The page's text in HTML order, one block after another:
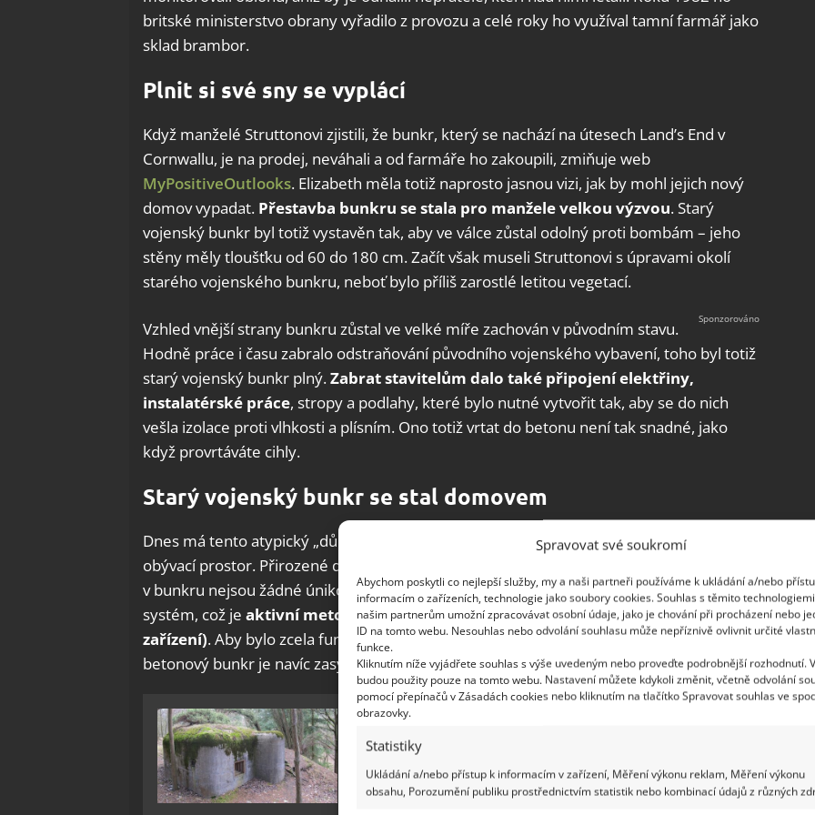
Spravovat své soukromí
Abychom poskytli co nejlepší služby, my a naši partneři používáme k ukládání a/nebo
informacím o zařízeních, technologie jako soubory cookies. Souhlas s těmito
našim partnerům umožní zpracovávat osobní údaje, jako je chování při procházení nebo
ID na tomto webu. Nesouhlas nebo odvolání souhlasu může nepříznivě ovlivnit určité
funkce.
Kliknutím níže vyjádřete souhlas s výše uvedeným nebo proveďte podrobnější rozhodnutí.
budou použity pouze na tomto webu. Nastavení můžete kdykoli změnit, včetně odvolání
pomocí přepínačů v Zásadách cookies nebo kliknutím na tlačítko Spravovat souhlas ve
obrazovky.
Statistiky
Ukládání a/nebo přístup k informacím v zařízení, Měření výkonu reklam, Měření výkonu
obsahu, Porozumění publiku prostřednictvím statistik nebo kombinací údajů z různých
britské ministerstvo obrany vyřadilo z provozu a celé roky ho využíval tamní farmář jako
sklad brambor.
Plnit si své sny se vyplácí
Když manželé Struttonovi zjistili, že bunkr, který se nachází na útesech Land’s End v
Cornwallu, je na prodej, neváhali a od farmáře ho zakoupili, zmiňuje web
MyPositiveOutlooks. Elizabeth měla totiž naprosto jasnou vizi, jak by mohl jejich nový
domov vypadat. Přestavba bunkru se stala pro manžele velkou výzvou. Starý
vojenský bunkr byl totiž vystavěn tak, aby ve válce zůstal odolný proti bombám – jeho
stěny měly tloušťku od 60 do 180 cm. Začít však museli Struttonovi s úpravami okolí
starého vojenského bunkru, neboť bylo příliš zarostlé letitou vegetací.
Vzhled vnější strany bunkru zůstal ve velké míře zachován v původním stavu.
Hodně práce i času zabralo odstraňování původního vojenského vybavení, toho byl totiž
starý vojenský bunkr plný.Zabrat stavitelům dalo také připojení elektřiny,
instalatérské práce, stropy a podlahy, které bylo nutné vytvořit tak, aby se do nich
vešla izolace proti vlhkosti a plísním. Ono totiž vrtat do betonu není tak snadné, jako
když provrtáváte cihly.
Starý vojenský bunkr se stal domovem
Dnes má tento atypický „dům“ tři ložnice, dvě koupelny, plnohodnotnou kuchyň a velký
obývací prostor. Přirozené denní světlo zajišťují velké válcovité světlíky. A protože
v bunkru nejsou žádné únikové cesty, manželé instalovali protipožární sprinklerový
systém, což je aktivní metoda protipožární ochrany (samočinné sprchové hasicí
zařízení). Aby bylo zcela funkční, provrtávali se stavitelé měsíc „střechou“ bunkru. Celý
betonový bunkr je navíc zasypaný třímetrovou vrstvou zeminy a porostlý zelení.
Originální chata postavená z řopíku za
pouhých 50 000 Kč